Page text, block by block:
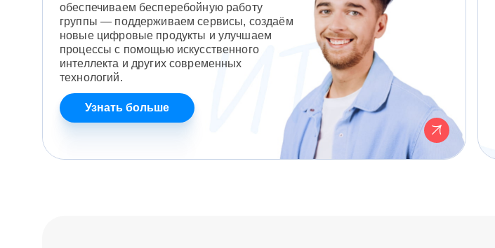
обеспечиваем бесперебойную работу
группы — поддерживаем сервисы, создаём
новые цифровые продукты и улучшаем
процессы с помощью искусственного
интеллекта и других современных
технологий.
Узнать больше